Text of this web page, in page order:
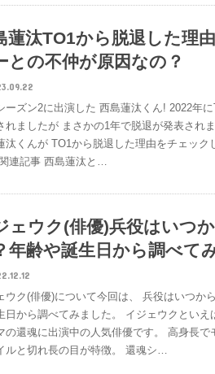
蓮汰TO1から脱退した理
との不仲が原因なの？
ーズン2に出演した 西島蓮汰くん! 2022年
れましたが まさかの1年で脱退が発表され
汰くんが TO1から脱退した理由をチェック
連記事 西島蓮汰と…
ェウク(俳優)兵役はいつ
年齢や誕生日から調べて
ウク(俳優)について今回は、 兵役はいつか
日から調べてみました。 イジェウクといえ
の還魂に出演中の人気俳優です。 高身長で
ルと切れ長の目が特徴。 還魂シ…